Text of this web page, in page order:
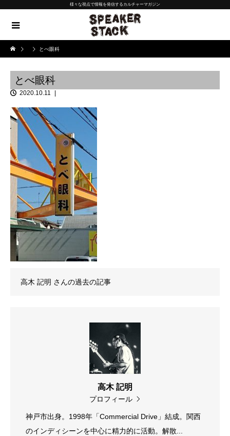
様々な視点で情報を発信するカルチャーマガジン
とべ眼科
とべ眼科
2020.10.11
高木 記明 さんの過去の記事
高木 記明
プロフィール
神戸市出身。1998年「Commercial Drive」結成。関西
のインディシーンを中心に精力的に活動。解散...